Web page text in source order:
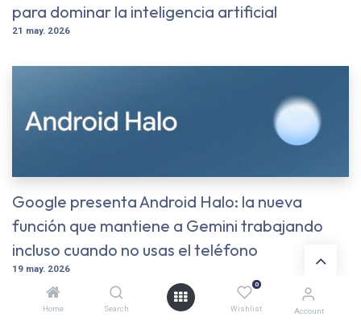
Home Search
0
Wishlist Account
para dominar la inteligencia artificial
21 may. 2026
Google presenta Android Halo: la nueva
función que mantiene a Gemini trabajando
incluso cuando no usas el teléfono
19 may. 2026